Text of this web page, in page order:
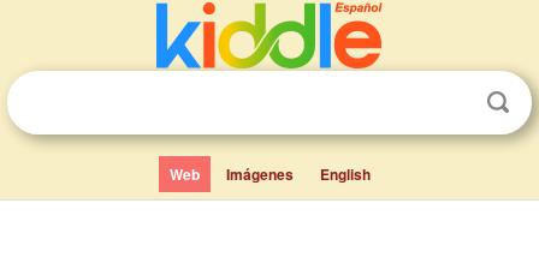
Web Imágenes English